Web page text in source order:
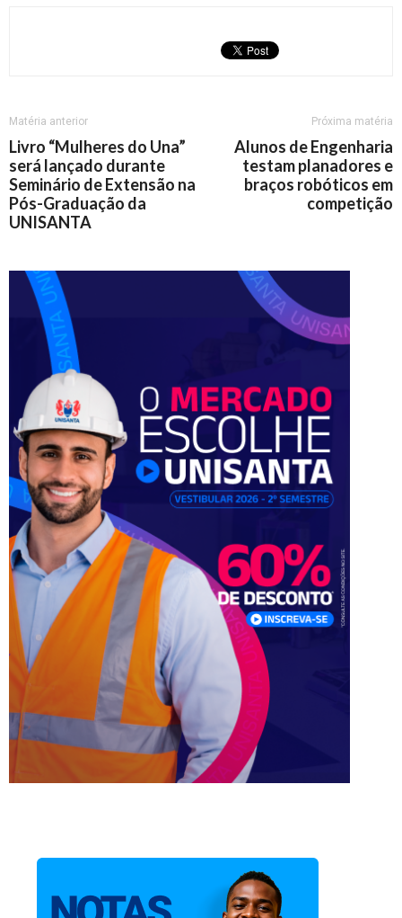
Matéria anterior
Livro “Mulheres do Una”
será lançado durante
Seminário de Extensão na
Pós-Graduação da
UNISANTA
Próxima matéria
Alunos de Engenharia
testam planadores e
braços robóticos em
competição